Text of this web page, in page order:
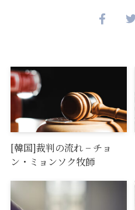
[韓国]裁判の流れ − チョ
ン・ミョンソク牧師